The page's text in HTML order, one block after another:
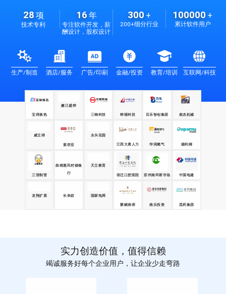
28项
技术专利
16年
专注软件开发，薪
酬设计，股权设计
300 +
200+细分行业
100000 +
累计软件用户
生产/制造 酒店/服务 广告/印刷 金融/投资 教育/培训 互联网/科技
宝得换热 三钢科技 铧禧科技 百乐智创集团 俊杰机械
威立得
索菲亚 江西大唐人力 华润燃气 德利姆
三强制管
曲靖惠民村镇银
行
天立教育
宿迁口腔医院 苏州南环桥市场 中国电建
长幸纺 国家电网
聚赋律师 南乐投资 昆药集团
实力创造价值，值得信赖
竭诚服务好每个企业用户，让企业少走弯路